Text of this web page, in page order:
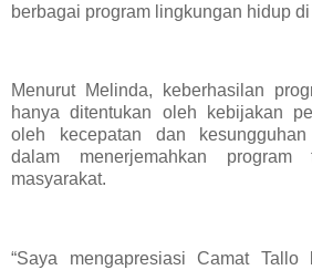
berbagai program lingkungan hidup
Menurut Melinda, keberhasilan
hanya ditentukan oleh kebijakan
oleh kecepatan dan
dalam menerjemahkan
masyarakat.
“Saya mengapresiasi Camat Tallo